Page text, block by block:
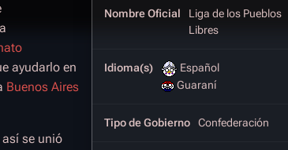
Nombre Oficial
Liga de los Pueblos
Libres
Idioma(s)
Español
Guaraní
Tipo de Gobierno Confederación
ayudarlo en
Buenos Aires
se unió